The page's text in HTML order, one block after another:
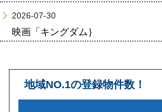
2026-07-30
映画「キングダム｝
地域NO.1の登録物件数！